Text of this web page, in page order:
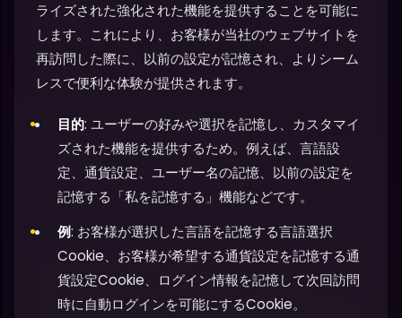
ライズされた強化された機能を提供することを可能に
します。これにより、お客様が当社のウェブサイトを
再訪問した際に、以前の設定が記憶され、よりシーム
レスで便利な体験が提供されます。
目的: ユーザーの好みや選択を記憶し、カスタマイ
ズされた機能を提供するため。例えば、言語設
定、通貨設定、ユーザー名の記憶、以前の設定を
記憶する「私を記憶する」機能などです。
例: お客様が選択した言語を記憶する言語選択
Cookie、お客様が希望する通貨設定を記憶する通
貨設定Cookie、ログイン情報を記憶して次回訪問
時に自動ログインを可能にするCookie。